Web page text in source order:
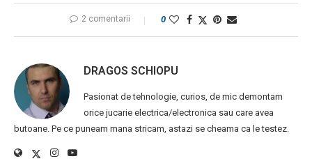
2 comentarii 0
DRAGOS SCHIOPU
Pasionat de tehnologie, curios, de mic demontam
orice jucarie electrica/electronica sau care avea
butoane. Pe ce puneam mana stricam, astazi se cheama ca le testez.